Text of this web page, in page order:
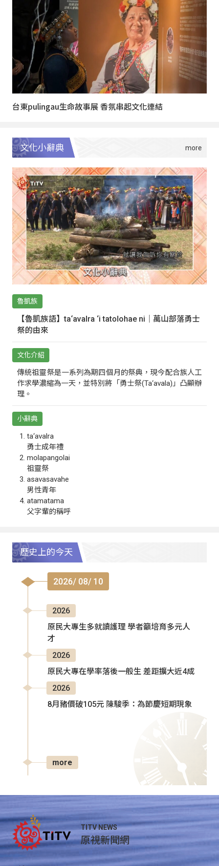
台東pulingau生命故事展 香氛串起文化連結
文化小辭典
魯凱族
【魯凱族語】ta‘avalra ‘i tatolohae ni｜萬山部落勇士
祭的由來
文化介紹
傳統祖靈祭是一系列為期四個月的祭典，現今配合族人工
作求學濃縮為一天，並特別將「勇士祭(Ta‘avala)」凸顯辦
理。
小辭典
ta‘avalra
勇士成年禮
molapangolai
祖靈祭
asavasavahe
男性青年
atamatama
父字輩的稱呼
歷史上的今天
2026/ 08/ 10
2026
原民大專生多就讀護理 學者籲培育多元人
才
2026
原民大專在學率落後一般生 差距擴大近4成
2026
8月豬價破105元 陳駿季：為節慶短期現象
more
TITV NEWS
原視新聞網